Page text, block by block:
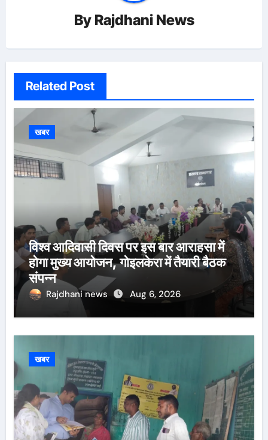
By Rajdhani News
Related Post
खबर
विश्व आदिवासी दिवस पर इस बार आराहसा में
होगा मुख्य आयोजन, गोइलकेरा में तैयारी बैठक
संपन्न
Rajdhani news Aug 6, 2026
खबर